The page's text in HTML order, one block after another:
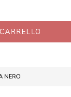
NERO